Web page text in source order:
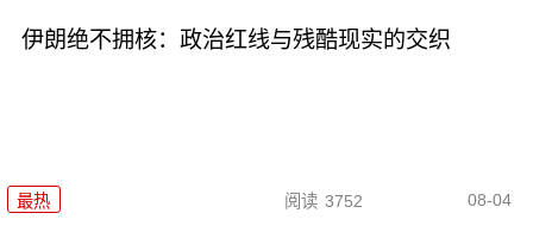
伊朗绝不拥核：政治红线与残酷现实的交织
最热 阅读 3752 08-04